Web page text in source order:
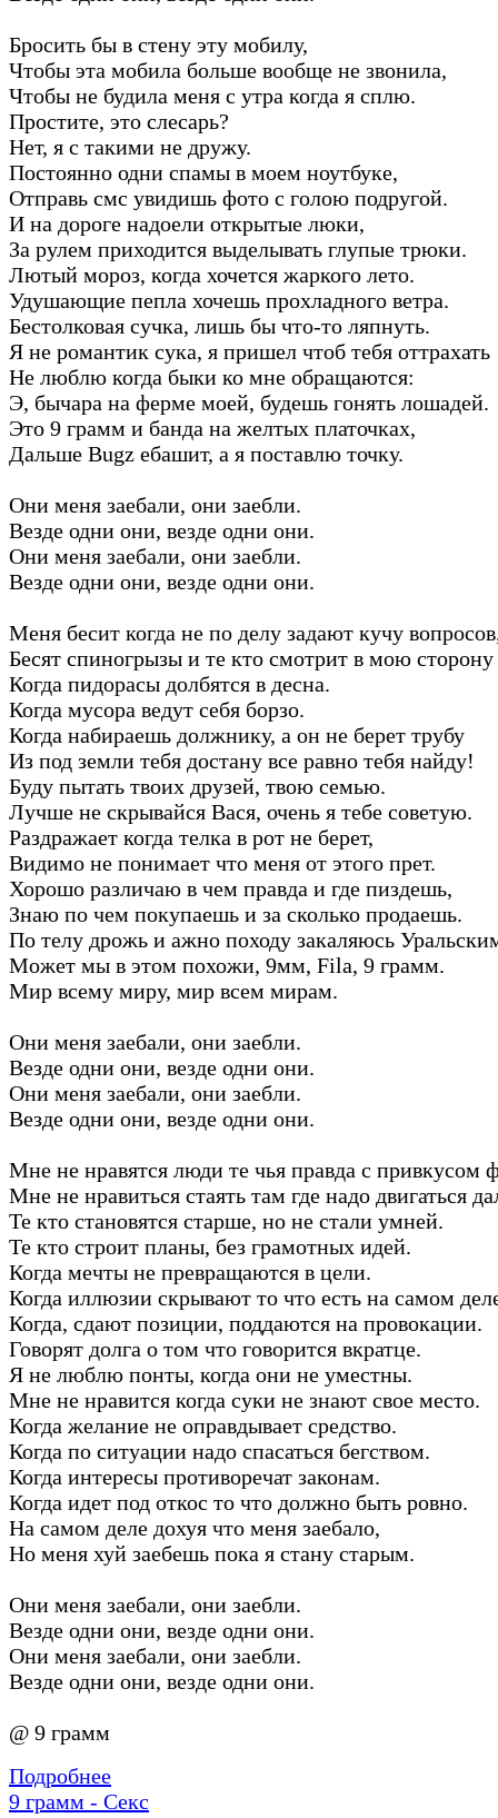
Бросить бы в стену эту мобилу,
Чтобы эта мобила больше вообще не звонила,
Чтобы не будила меня с утра когда я сплю.
Простите, это слесарь?
Нет, я с такими не дружу.
Постоянно одни спамы в моем ноутбуке,
Отправь смс увидишь фото с голою подругой.
И на дороге надоели открытые люки,
За рулем приходится выделывать глупые трюки.
Лютый мороз, когда хочется жаркого лето.
Удушающие пепла хочешь прохладного ветра.
Бестолковая сучка, лишь бы что-то ляпнуть.
Я не романтик сука, я пришел чтоб тебя оттрахать
Не люблю когда быки ко мне обращаются:
Э, бычара на ферме моей, будешь гонять лошадей.
Это 9 грамм и банда на желтых платочках,
Дальше Bugz ебашит, а я поставлю точку.
Они меня заебали, они заебли.
Везде одни они, везде одни они.
Они меня заебали, они заебли.
Везде одни они, везде одни они.
Меня бесит когда не по делу задают кучу
Бесят спиногрызы и те кто смотрит в мою сторону
Когда пидорасы долбятся в десна.
Когда мусора ведут себя борзо.
Когда набираешь должнику, а он не берет трубу
Из под земли тебя достану все равно тебя найду!
Буду пытать твоих друзей, твою семью.
Лучше не скрывайся Вася, очень я тебе советую.
Раздражает когда телка в рот не берет,
Видимо не понимает что меня от этого прет.
Хорошо различаю в чем правда и где пиздешь,
Знаю по чем покупаешь и за сколько продаешь.
По телу дрожь и ажно походу закаляюсь
Может мы в этом похожи, 9мм, Fila, 9 грамм.
Мир всему миру, мир всем мирам.
Они меня заебали, они заебли.
Везде одни они, везде одни они.
Они меня заебали, они заебли.
Везде одни они, везде одни они.
Мне не нравятся люди те чья правда с привкусом
Мне не нравиться стаять там где надо двигаться
Те кто становятся старше, но не стали умней.
Те кто строит планы, без грамотных идей.
Когда мечты не превращаются в цели.
Когда иллюзии скрывают то что есть на самом
Когда, сдают позиции, поддаются на провокации.
Говорят долга о том что говорится вкратце.
Я не люблю понты, когда они не уместны.
Мне не нравится когда суки не знают свое место.
Когда желание не оправдывает средство.
Когда по ситуации надо спасаться бегством.
Когда интересы противоречат законам.
Когда идет под откос то что должно быть ровно.
На самом деле дохуя что меня заебало,
Но меня хуй заебешь пока я стану старым.
Они меня заебали, они заебли.
Везде одни они, везде одни они.
Они меня заебали, они заебли.
Везде одни они, везде одни они.
@ 9 грамм
Подробнее
9 грамм - Секс